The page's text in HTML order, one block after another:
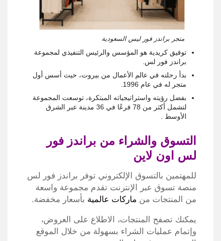
متجر براندز فور ليس السعودية
توفيق كريدية هو المؤسس والرئيس التنفيذي لمجموعة
براندز فور لس.
بدأ رحلته في عالم الأعمال من بيروت، حيث أسس أول
متجر له في عام 1996.
بفضل رؤيته واستراتيجياته المبتكرة، توسعت المجموعة
لتشمل أكثر من 78 فرعًا في 36 مدينة عبر الشرق
الأوسط . ​
التسوق والشراء من براندز فور
لس اون لاين
للمهتمين بالتسوق الإلكتروني توفر براندز فور لس
منصة تسوق عبر الإنترنت تقدم مجموعة واسعة
من المنتجات من ماركات عالمية بأسعار مخفضة.
يمكنك تصفح المنتجات، الاطلاع على العروض،
وإتمام عمليات الشراء بسهولة من خلال الموقع